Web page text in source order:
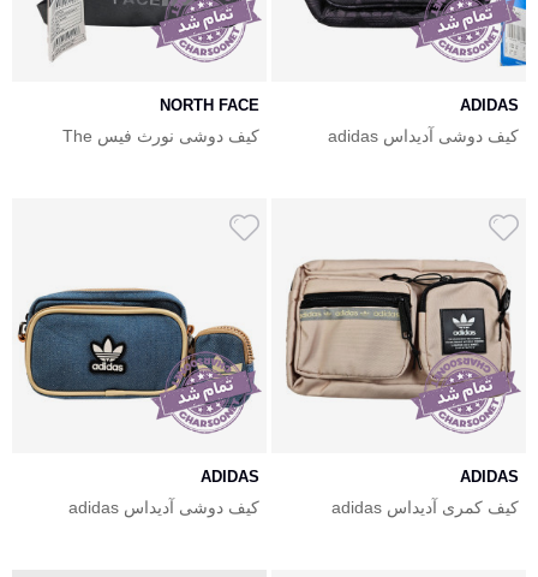
ADIDAS
کیف دوشی آدیداس adidas
NORTH FACE
کیف دوشی نورث فیس The
ADIDAS
کیف کمری آدیداس adidas
ADIDAS
کیف دوشی آدیداس adidas